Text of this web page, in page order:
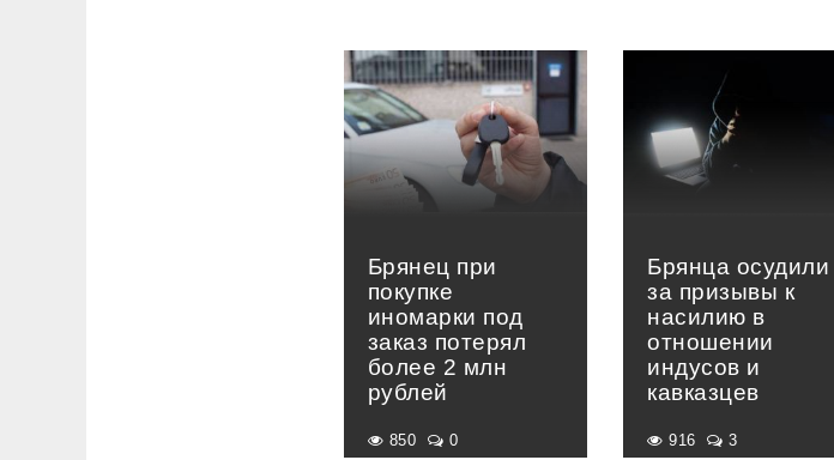
Брянец при
покупке
иномарки под
заказ потерял
более 2 млн
рублей
850 0
Брянца осудили
за призывы к
насилию в
отношении
индусов и
кавказцев
916 3